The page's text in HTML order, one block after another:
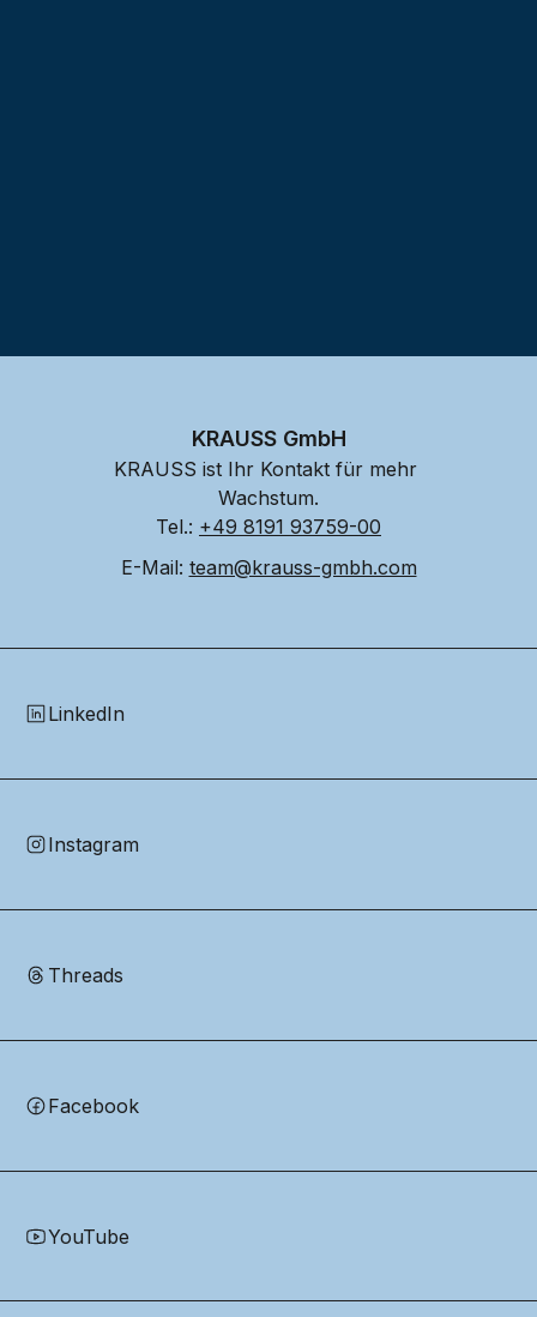
KRAUSS GmbH
KRAUSS ist Ihr Kontakt für mehr
Wachstum.
Tel.: +49 8191 93759-00
E-Mail: team@krauss-gmbh.com
LinkedIn
Instagram
Threads
Facebook
YouTube